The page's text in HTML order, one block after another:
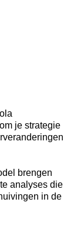
je strategie
brengen
analyses die
in de